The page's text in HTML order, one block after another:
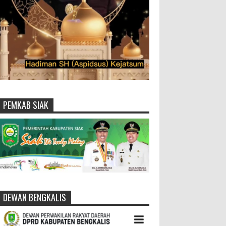
PEMKAB SIAK
DEWAN BENGKALIS